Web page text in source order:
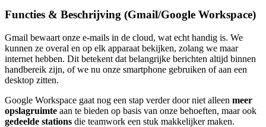
Functies & Beschrijving (Gmail/Google Workspace)
Gmail bewaart onze e-mails in de cloud, wat echt handig is. We
kunnen ze overal en op elk apparaat bekijken, zolang we maar
internet hebben. Dit betekent dat belangrijke berichten altijd binnen
handbereik zijn, of we nu onze smartphone gebruiken of aan een
desktop zitten.
Google Workspace gaat nog een stap verder door niet alleen meer
opslagruimte aan te bieden op basis van onze behoeften, maar ook
gedeelde stations die teamwork een stuk makkelijker maken.